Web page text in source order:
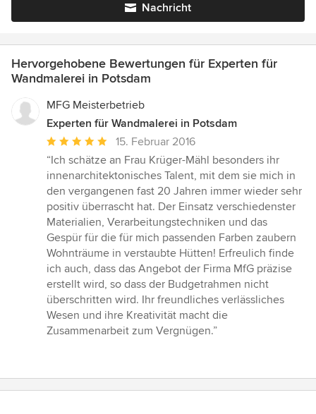
Nachricht
Hervorgehobene Bewertungen für Experten für
Wandmalerei in Potsdam
MFG Meisterbetrieb
Experten für Wandmalerei in Potsdam
Durchschnittliche
Bewertung:
5
von
5
Sternen
15. Februar 2016
“Ich schätze an Frau Krüger-Mähl besonders ihr
innenarchitektonisches Talent, mit dem sie mich in
den vergangenen fast 20 Jahren immer wieder sehr
positiv überrascht hat. Der Einsatz verschiedenster
Materialien, Verarbeitungstechniken und das
Gespür für die für mich passenden Farben zaubern
Wohnträume in verstaubte Hütten! Erfreulich finde
ich auch, dass das Angebot der Firma MfG präzise
erstellt wird, so dass der Budgetrahmen nicht
überschritten wird. Ihr freundliches verlässliches
Wesen und ihre Kreativität macht die
Zusammenarbeit zum Vergnügen.”